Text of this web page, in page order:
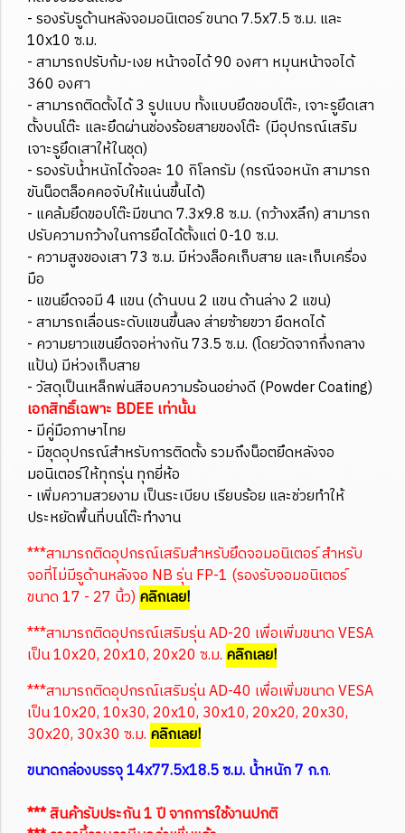
- รองรับรูด้านหลังจอมอนิเตอร์ ขนาด 7.5x7.5 ซ.ม. และ
10x10 ซ.ม.
- สามารถปรับก้ม-เงย หน้าจอได้ 90 องศา หมุนหน้าจอได้
360 องศา
- สามารถติดตั้งได้ 3 รูปแบบ ทั้งแบบยึดขอบโต๊ะ, เจาะรูยึดเสา
ตั้งบนโต๊ะ และยึดผ่านช่องร้อยสายของโต๊ะ (มีอุปกรณ์เสริม
เจาะรูยึดเสาให้ในชุด)
- รองรับน้ำหนักได้จอละ 10 กิโลกรัม (กรณีจอหนัก สามารถ
ขันน็อตล็อคคอจับให้แน่นขึ้นได้)
- แคล้มยึดขอบโต๊ะมีขนาด 7.3x9.8 ซ.ม. (กว้างxลึก) สามารถ
ปรับความกว้างในการยึดได้ตั้งแต่ 0-10 ซ.ม.
- ความสูงของเสา 73 ซ.ม. มีห่วงล็อคเก็บสาย และเก็บเครื่อง
มือ
- แขนยึดจอมี 4 แขน (ด้านบน 2 แขน ด้านล่าง 2 แขน)
- สามารถเลื่อนระดับแขนขึ้นลง ส่ายซ้ายขวา ยืดหดได้
- ความยาวแขนยึดจอห่างกัน 73.5 ซ.ม. (โดยวัดจากกึ่งกลาง
แป้น) มีห่วงเก็บสาย
- วัสดุเป็นเหล็กพ่นสีอบความร้อนอย่างดี (Powder Coating)
เอกสิทธิ์เฉพาะ BDEE เท่านั้น
- มีคู่มือภาษาไทย
- มีชุดอุปกรณ์สำหรับการติดตั้ง รวมถึงน็อตยึดหลังจอ
มอนิเตอร์ให้ทุกรุ่น ทุกยี่ห้อ
- เพิ่มความสวยงาม เป็นระเบียบ เรียบร้อย และช่วยทำให้
ประหยัดพื้นที่บนโต๊ะทำงาน
***สามารถติดอุปกรณ์เสริมสำหรับยึดจอมอนิเตอร์ สำหรับ
จอที่ไม่มีรูด้านหลังจอ NB รุ่น FP-1 (รองรับจอมอนิเตอร์
ขนาด 17 - 27 นิ้ว) คลิกเลย!
***สามารถติดอุปกรณ์เสริมรุ่น AD-20 เพื่อเพิ่มขนาด VESA
เป็น 10x20, 20x10, 20x20 ซ.ม. คลิกเลย!
***สามารถติดอุปกรณ์เสริมรุ่น AD-40 เพื่อเพิ่มขนาด VESA
เป็น 10x20, 10x30, 20x10, 30x10, 20x20, 20x30,
30x20, 30x30 ซ.ม. คลิกเลย!
ขนาดกล่องบรรจุ 14x77.5x18.5 ซ.ม. น้ำหนัก 7 ก.ก.
*** สินค้ารับประกัน 1 ปี จากการใช้งานปกติ